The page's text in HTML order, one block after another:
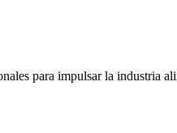
para impulsar la industria